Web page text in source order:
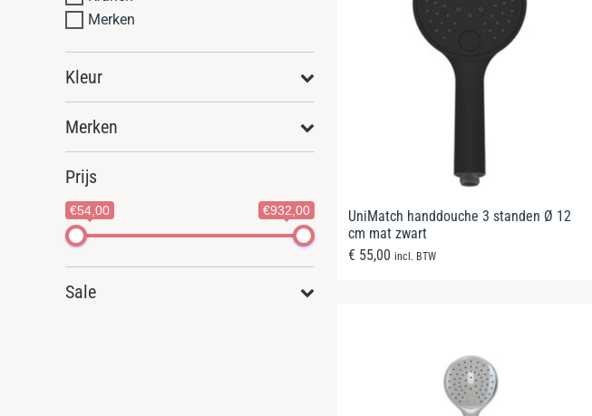
Merken
Kleur
Merken
Prijs
€54,00 €932,00
Sale
UniMatch handdouche 3 standen Ø 12
cm mat zwart
€ 55,00 incl. BTW